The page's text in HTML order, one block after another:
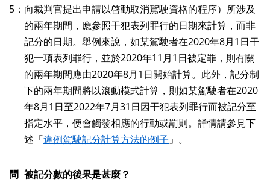
5： 向裁判官提出申請以啓動取消駕駛資格的程序）所涉及
的兩年期間，應參照干犯表列罪行的日期來計算，而非
記分的日期。舉例來說，如某駕駛者在2020年8月1日干
犯一項表列罪行，並於2020年11月1日被定罪，則有關
的兩年期間應由2020年8月1日開始計算。此外，記分制
下的兩年期間將以滾動模式計算，則如某駕駛者在2020
年8月1日至2022年7月31日因干犯表列罪行而被記分至
指定水平，便會觸發相應的行動或罰則。詳情請參見下
述「違例駕駛記分計算方法的例子 」。
問 被記分數的後果是甚麼？